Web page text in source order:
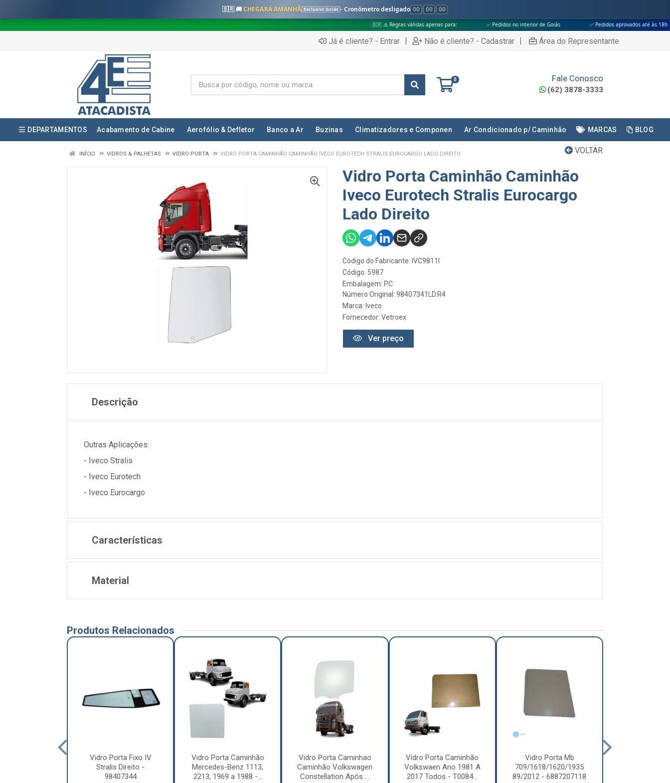
🇧🇷 🚚CHEGARÁ AMANHÃ Exclusivo Goiás - Cronômetro desligado 00 : 00 : 00
🇧🇷 ⚠️ Regras válidas apenas para: ✅ Pedidos no interior de Goiás ✅ Pedidos aprovados até às 18h ✅
Já é cliente? - Entrar | Não é cliente? - Cadastrar | Área do Representante
0 Fale Conosco
(62) 3878-3333
DEPARTAMENTOS Acabamento de Cabine Aerofólio & Defletor Banco a Ar Buzinas Climatizadores e Componen Ar Condicionado p/ Caminhão MARCAS BLOG
VOLTAR
INÍCIO VIDROS & PALHETAS VIDRO PORTA VIDRO PORTA CAMINHÃO CAMINHÃO IVECO EUROTECH STRALIS EUROCARGO LADO DIREITO
Vidro Porta Caminhão Caminhão
Iveco Eurotech Stralis Eurocargo
Lado Direito
Código do Fabricante: IVC9811I
Código: 5987
Embalagem: PC
Número Original: 98407341LD.R4
Marca: Iveco
Fornecedor: Vetroex
Ver preço
Descrição
Outras Aplicações:
- Iveco Stralis
- Iveco Eurotech
- Iveco Eurocargo
Características
Material
Produtos Relacionados
Vidro Porta Fixo IV
Stralis Direito -
98407344
Vidro Porta Caminhão
Mercedes-Benz 1113,
2213, 1969 a 1988 -...
Vidro Porta Caminhao
Caminhão Volkswagen
Constellation Após ...
Vidro Porta Caminhão
Volkswaen Ano 1981 A
2017 Todos - T0084...
Vidro Porta Mb
709/1618/1620/1935
89/2012 - 6887207118